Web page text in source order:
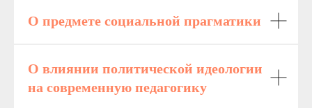
О предмете социальной прагматики
О влиянии политической идеологии
на современную педагогику